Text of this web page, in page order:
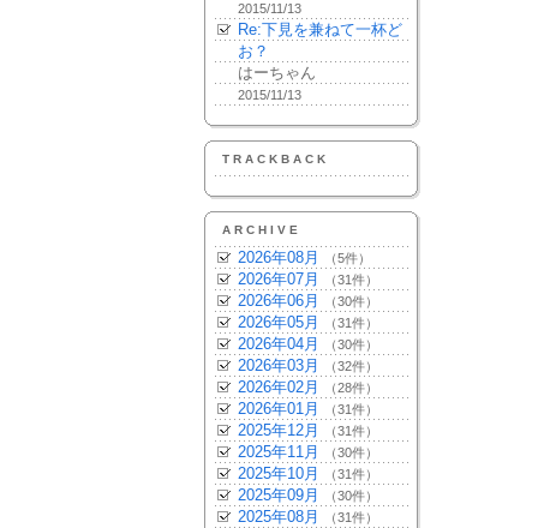
2015/11/13
Re:下見を兼ねて一杯ど
お？
はーちゃん
2015/11/13
TRACKBACK
ARCHIVE
2026年08月 （5件）
2026年07月 （31件）
2026年06月 （30件）
2026年05月 （31件）
2026年04月 （30件）
2026年03月 （32件）
2026年02月 （28件）
2026年01月 （31件）
2025年12月 （31件）
2025年11月 （30件）
2025年10月 （31件）
2025年09月 （30件）
2025年08月 （31件）